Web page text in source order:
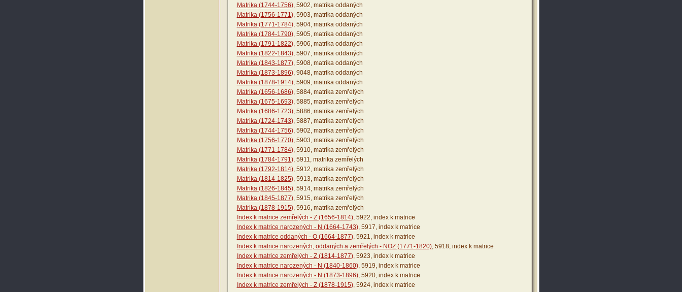
Matrika (1744-1756), 5902, matrika oddaných
Matrika (1756-1771), 5903, matrika oddaných
Matrika (1771-1784), 5904, matrika oddaných
Matrika (1784-1790), 5905, matrika oddaných
Matrika (1791-1822), 5906, matrika oddaných
Matrika (1822-1843), 5907, matrika oddaných
Matrika (1843-1877), 5908, matrika oddaných
Matrika (1873-1896), 9048, matrika oddaných
Matrika (1878-1914), 5909, matrika oddaných
Matrika (1656-1686), 5884, matrika zemřelých
Matrika (1675-1693), 5885, matrika zemřelých
Matrika (1686-1723), 5886, matrika zemřelých
Matrika (1724-1743), 5887, matrika zemřelých
Matrika (1744-1756), 5902, matrika zemřelých
Matrika (1756-1770), 5903, matrika zemřelých
Matrika (1771-1784), 5910, matrika zemřelých
Matrika (1784-1791), 5911, matrika zemřelých
Matrika (1792-1814), 5912, matrika zemřelých
Matrika (1814-1825), 5913, matrika zemřelých
Matrika (1826-1845), 5914, matrika zemřelých
Matrika (1845-1877), 5915, matrika zemřelých
Matrika (1878-1915), 5916, matrika zemřelých
Index k matrice zemřelých - Z (1656-1814), 5922, index k matrice
Index k matrice narozených - N (1664-1743), 5917, index k matrice
Index k matrice oddaných - O (1664-1877), 5921, index k matrice
Index k matrice narozených, oddaných a zemřelých - NOZ (1771-1820), 5918, index k matrice
Index k matrice zemřelých - Z (1814-1877), 5923, index k matrice
Index k matrice narozených - N (1840-1860), 5919, index k matrice
Index k matrice narozených - N (1873-1896), 5920, index k matrice
Index k matrice zemřelých - Z (1878-1915), 5924, index k matrice